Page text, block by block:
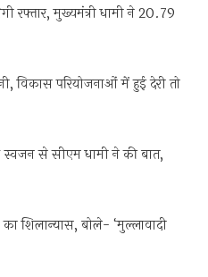
रफ्तार, मुख्यमंत्री धामी ने 20.79
विकास परियोजनाओं में हुई देरी तो
स्वजन से सीएम धामी ने की बात,
शिलान्यास, बोले- ‘मुल्लावादी